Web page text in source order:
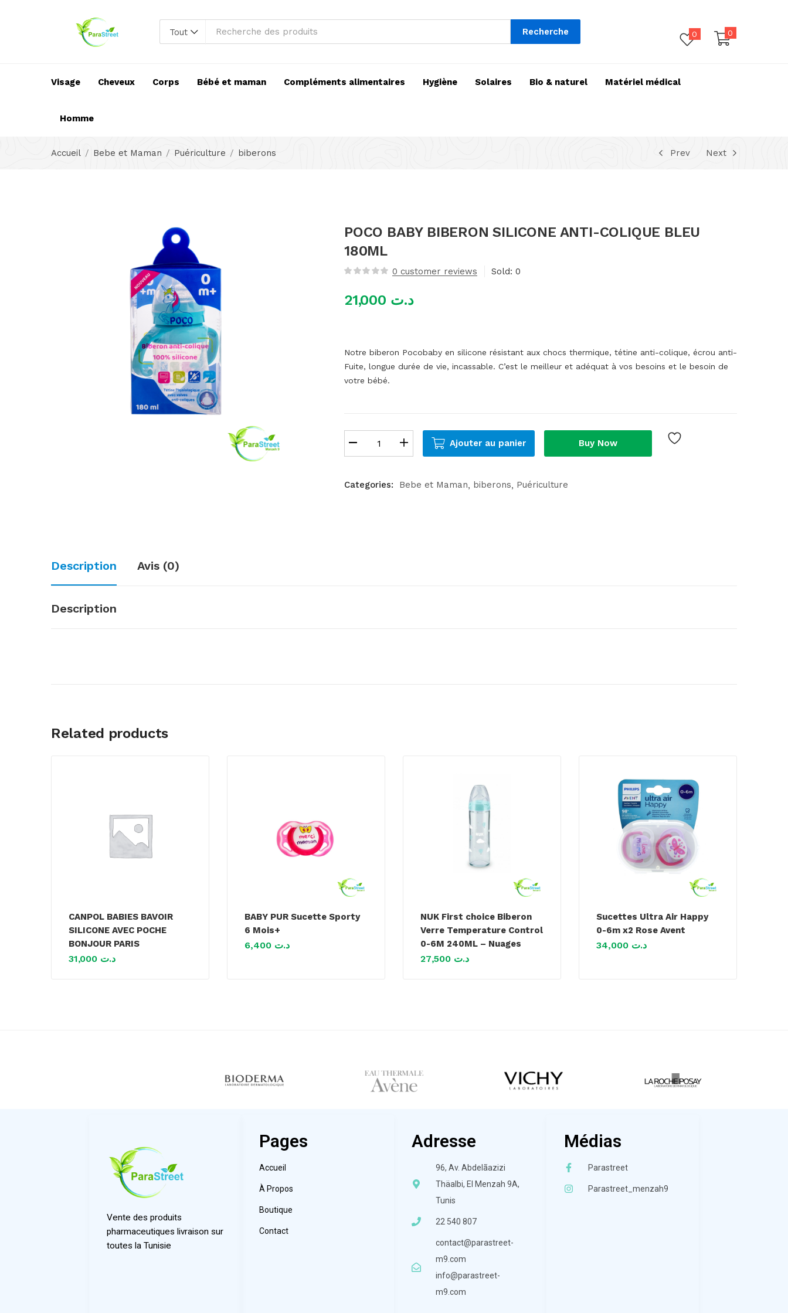
Tout Recherche 0 0
Visage Cheveux Corps Bébé et maman Compléments alimentaires Hygiène Solaires Bio & naturel Matériel médical
Homme
Accueil Bebe et Maman Puériculture biberons Prev Next
POCO BABY BIBERON SILICONE ANTI-COLIQUE BLEU
180ML
0 customer reviews Sold: 0
د.ت
Notre biberon Pocobaby en silicone résistant aux chocs thermique, tétine anti-colique, écrou anti-
Fuite, longue durée de vie, incassable. C’est le meilleur et adéquat à vos besoins et le besoin de
votre bébé.
Ajouter au panier Buy Now
Categories: Bebe et Maman biberons Puériculture
Description Avis (0)
Description
Related products
CANPOL BABIES BAVOIR
SILICONE AVEC POCHE
BONJOUR PARIS
د.ت
BABY PUR Sucette Sporty
6 Mois+
د.ت
NUK First choice Biberon
Verre Temperature Control
0-6M 240ML – Nuages
د.ت
Sucettes Ultra Air Happy
0-6m x2 Rose Avent
د.ت
Vente des produits
pharmaceutiques livraison sur
toutes la Tunisie
Pages
Accueil
À Propos
Boutique
Contact
Adresse
96, Av. Abdelãazizi
Thäalbi, El Menzah 9A,
Tunis
22 540 807
contact@parastreet-
m9.com
info@parastreet-
m9.com
Médias
Parastreet
Parastreet_menzah9